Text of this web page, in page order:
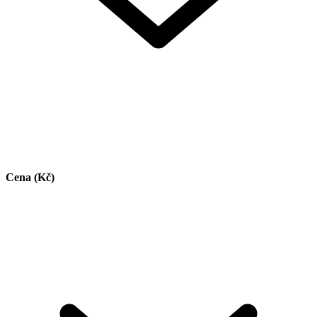
Cena (Kč)